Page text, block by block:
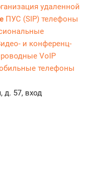
удаленной
ПУС (SIP) телефоны
и конференц-
VoIP
телефоны
д. 57, вход